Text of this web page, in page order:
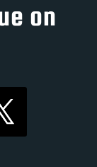
on